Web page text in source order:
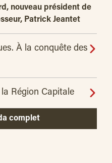
nouveau président de
Patrick Jeantet
À la conquête des
Région Capitale
complet